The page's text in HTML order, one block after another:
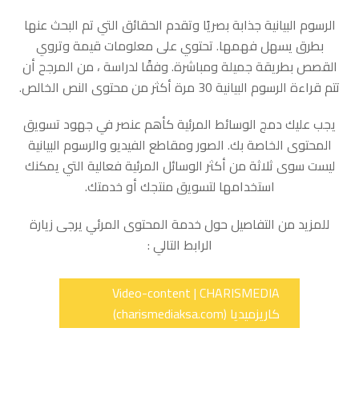
الرسوم البيانية جذابة بصريًا وتقدم الحقائق التي تم البحث عنها
بطرق يسهل فهمها. تحتوي على معلومات قيمة وتروي
القصص بطريقة جميلة ومباشرة. وفقًا لدراسة ، من المرجح أن
تتم قراءة الرسوم البيانية 30 مرة أكثر من محتوى النص الخالص.
يجب عليك دمج الوسائط المرئية كأهم عنصر في جهود تسويق
المحتوى الخاصة بك. الصور ومقاطع الفيديو والرسوم البيانية
ليست سوى ثلاثة من أكثر الوسائل المرئية فعالية التي يمكنك
استخدامها لتسويق منتجك أو خدمتك.
للمزيد من التفاصيل حول خدمة المحتوى المرئي يرجى زيارة
الرابط التالي :
Video-content | CHARISMEDIA
كاريزميديا (charismediaksa.com)